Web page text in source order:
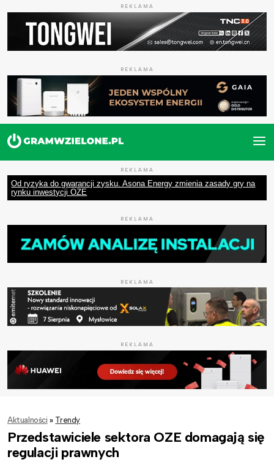
REKLAMA
REKLAMA
REKLAMA
Od ryzyka do gwarancji zysku. Asona Energy zmienia zasady gry na
rynku inwestycji OZE
REKLAMA
REKLAMA
REKLAMA
Aktualności » Trendy
Przedstawiciele sektora OZE domagają się
regulacji prawnych